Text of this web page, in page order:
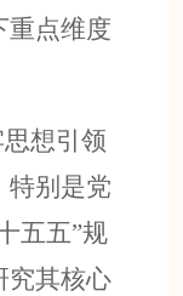
重点维度
想引领
特别是党
五五”规
究其核心